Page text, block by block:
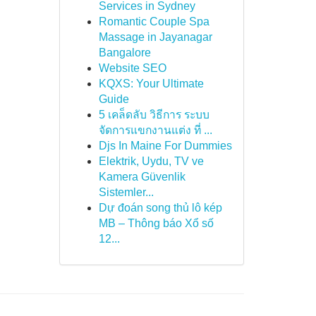
Services in Sydney
Romantic Couple Spa
Massage in Jayanagar
Bangalore
Website SEO
KQXS: Your Ultimate
Guide
5 เคล็ดลับ วิธีการ ระบบ
จัดการแขกงานแต่ง ที่ ...
Djs In Maine For Dummies
Elektrik, Uydu, TV ve
Kamera Güvenlik
Sistemler...
Dự đoán song thủ lô kép
MB – Thông báo Xổ số
12...